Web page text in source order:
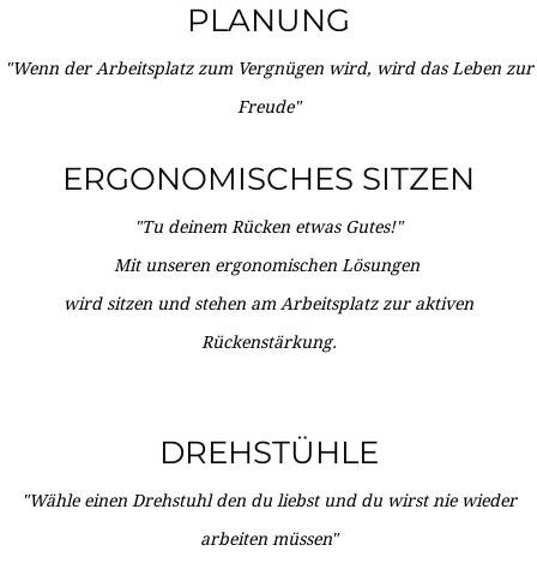
PLANUNG
"Wenn der Arbeitsplatz zum Vergnügen wird, wird das Leben zur
Freude"
ERGONOMISCHES SITZEN
"Tu deinem Rücken etwas Gutes!"
Mit unseren ergonomischen Lösungen
wird sitzen und stehen am Arbeitsplatz zur aktiven
Rückenstärkung.
DREHSTÜHLE
"Wähle einen Drehstuhl den du liebst und du wirst nie wieder
arbeiten müssen"